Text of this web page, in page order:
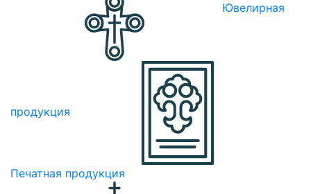
Ювелирная
продукция
Печатная продукция